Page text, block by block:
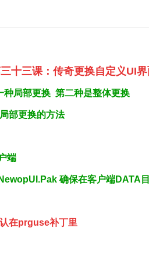
十三课：传奇更换自定义UI
局部更换 第二种是整体更换
部更换的方法
端
确保在客户端DATA
在prguse补丁里